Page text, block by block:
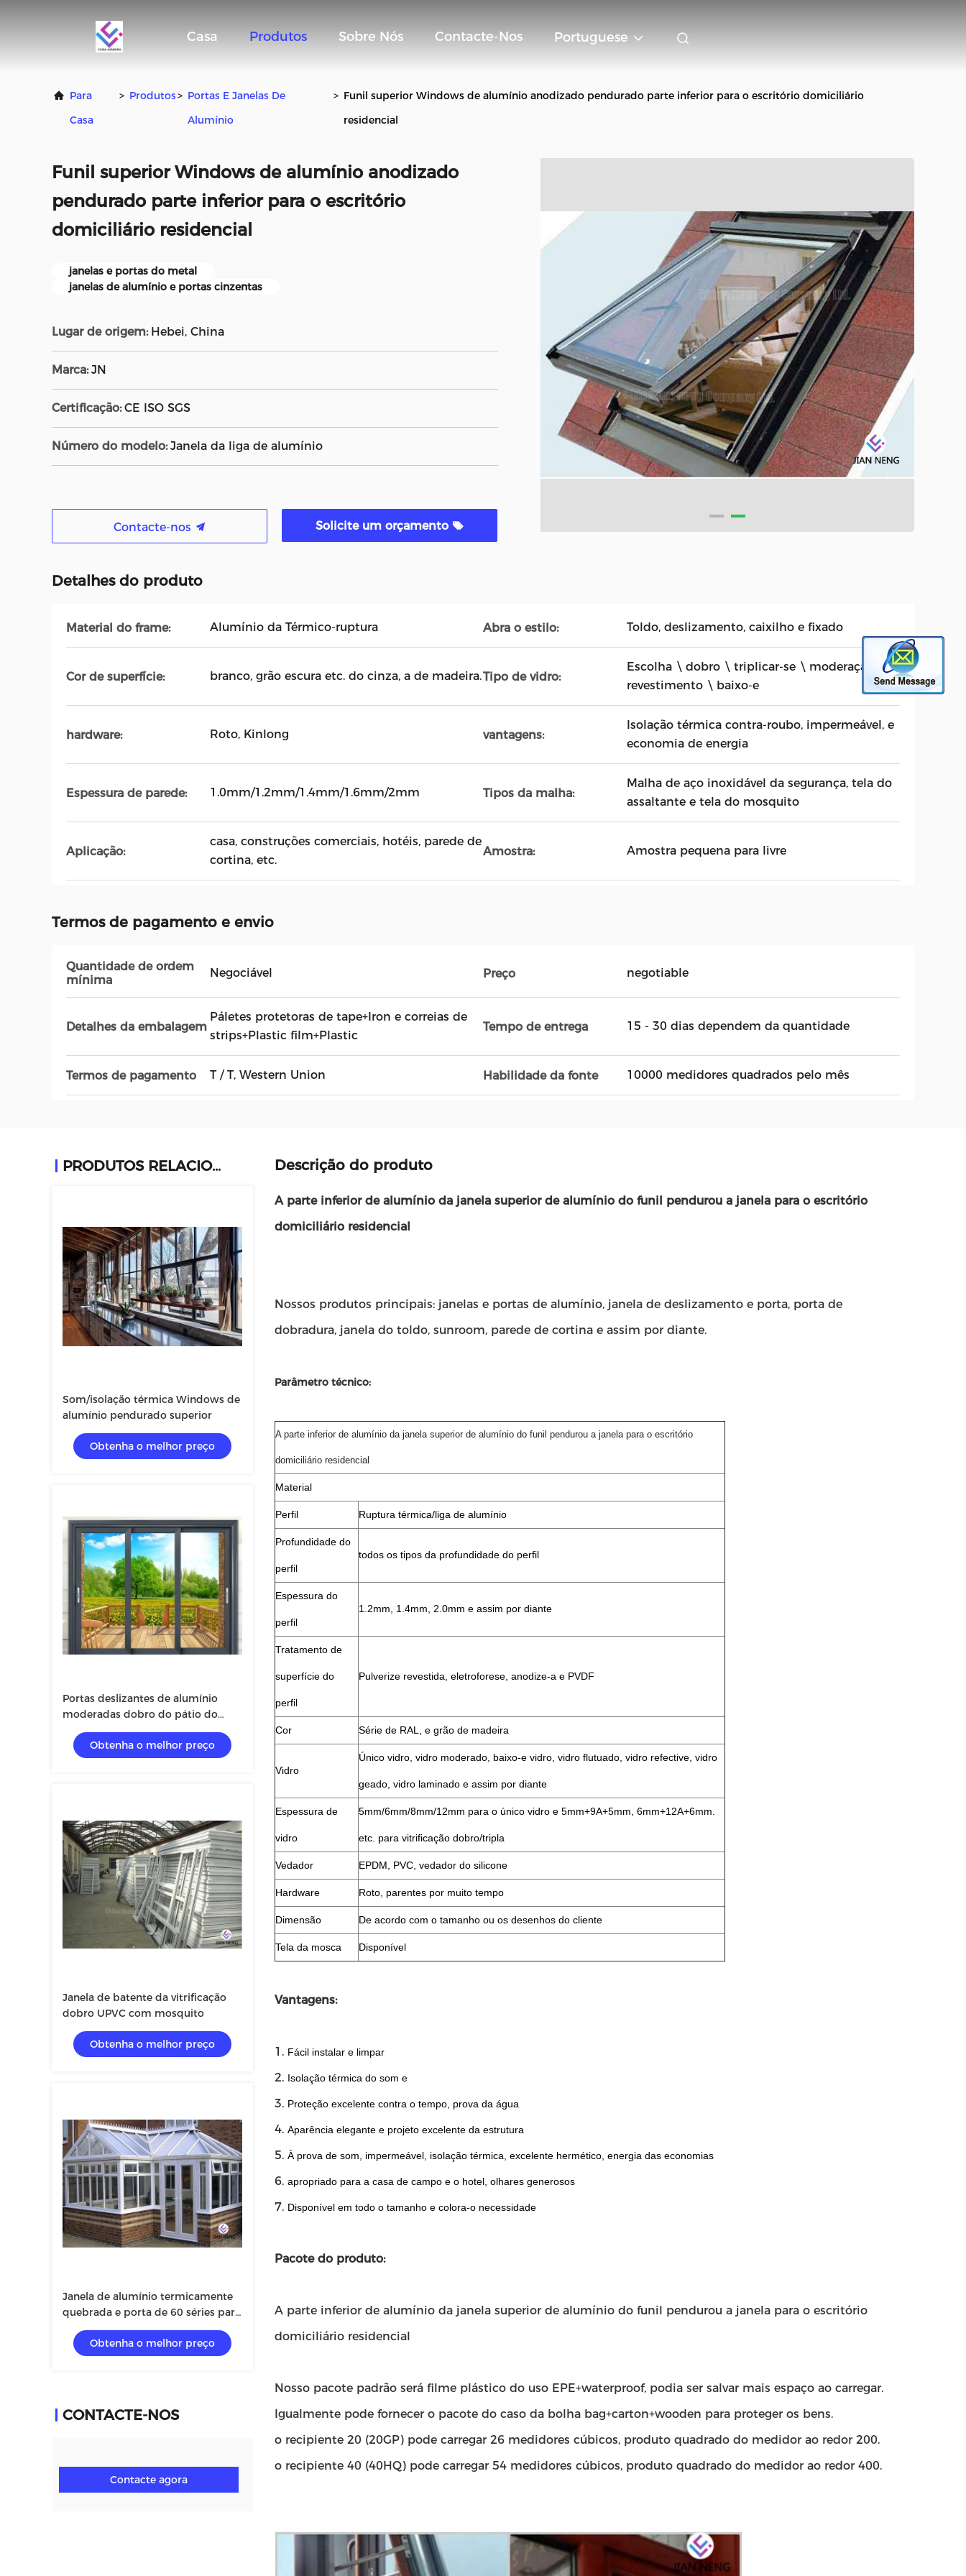
Casa Produtos Sobre Nós Contacte-Nos Portuguese
Para
Casa
> Produtos> Portas E Janelas De
Alumínio
> Funil superior Windows de alumínio anodizado pendurado parte inferior para o escritório domiciliário
residencial
Funil superior Windows de alumínio anodizado
pendurado parte inferior para o escritório
domiciliário residencial
janelas e portas do metal
janelas de alumínio e portas cinzentas
Lugar de origem: Hebei, China
Marca: JN
Certificação: CE ISO SGS
Número do modelo: Janela da liga de alumínio
Contacte-nos Solicite um orçamento
Detalhes do produto
Material do frame: Alumínio da Térmico-ruptura Abra o estilo: Toldo, deslizamento, caixilho e fixado
Cor de superfície: branco, grão escura etc. do cinza, a de madeira.Tipo de vidro:
Escolha \ dobro \ triplicar-se \ moderação \
revestimento \ baixo-e
hardware: Roto, Kinlong vantagens:
Isolação térmica contra-roubo, impermeável, e
economia de energia
Espessura de parede: 1.0mm/1.2mm/1.4mm/1.6mm/2mm Tipos da malha:
Malha de aço inoxidável da segurança, tela do
assaltante e tela do mosquito
Aplicação:
casa, construções comerciais, hotéis, parede de
cortina, etc.
Amostra: Amostra pequena para livre
Termos de pagamento e envio
Quantidade de ordem
mínima
Negociável Preço negotiable
Detalhes da embalagem
Páletes protetoras de tape+Iron e correias de
strips+Plastic film+Plastic
Tempo de entrega 15 - 30 dias dependem da quantidade
Termos de pagamento T / T, Western Union Habilidade da fonte 10000 medidores quadrados pelo mês
PRODUTOS RELACIONADOS
Som/isolação térmica Windows de
alumínio pendurado superior
Obtenha o melhor preço
Portas deslizantes de alumínio
moderadas dobro do pátio do
vidro 3.0mm
Obtenha o melhor preço
Janela de batente da vitrificação
dobro UPVC com mosquito
Obtenha o melhor preço
Janela de alumínio termicamente
quebrada e porta de 60 séries para
a casa de campo com vidro
moderado 5+12A+5mm
Obtenha o melhor preço
CONTACTE-NOS
Contacte agora
Descrição do produto
A parte inferior de alumínio da janela superior de alumínio do funil pendurou a janela para o escritório
domiciliário residencial
Nossos produtos principais: janelas e portas de alumínio, janela de deslizamento e porta, porta de
dobradura, janela do toldo, sunroom, parede de cortina e assim por diante.
Parâmetro técnico:
A parte inferior de alumínio da janela superior de alumínio do funil pendurou a janela para o escritório
domiciliário residencial
Material
Perfil Ruptura térmica/liga de alumínio
Profundidade do
perfil
todos os tipos da profundidade do perfil
Espessura do
perfil
1.2mm, 1.4mm, 2.0mm e assim por diante
Tratamento de
superfície do
perfil
Pulverize revestida, eletroforese, anodize-a e PVDF
Cor Série de RAL, e grão de madeira
Vidro
Único vidro, vidro moderado, baixo-e vidro, vidro flutuado, vidro refective, vidro
geado, vidro laminado e assim por diante
Espessura de
vidro
5mm/6mm/8mm/12mm para o único vidro e 5mm+9A+5mm, 6mm+12A+6mm.
etc. para vitrificação dobro/tripla
Vedador EPDM, PVC, vedador do silicone
Hardware Roto, parentes por muito tempo
Dimensão De acordo com o tamanho ou os desenhos do cliente
Tela da mosca Disponível
Vantagens:
1. Fácil instalar e limpar
2. Isolação térmica do som e
3. Proteção excelente contra o tempo, prova da água
4. Aparência elegante e projeto excelente da estrutura
5. À prova de som, impermeável, isolação térmica, excelente hermético, energia das economias
6. apropriado para a casa de campo e o hotel, olhares generosos
7. Disponível em todo o tamanho e colora-o necessidade
Pacote do produto:
A parte inferior de alumínio da janela superior de alumínio do funil pendurou a janela para o escritório
domiciliário residencial
Nosso pacote padrão será filme plástico do uso EPE+waterproof, podia ser salvar mais espaço ao carregar.
Igualmente pode fornecer o pacote do caso da bolha bag+carton+wooden para proteger os bens.
o recipiente 20 (20GP) pode carregar 26 medidores cúbicos, produto quadrado do medidor ao redor 200.
o recipiente 40 (40HQ) pode carregar 54 medidores cúbicos, produto quadrado do medidor ao redor 400.